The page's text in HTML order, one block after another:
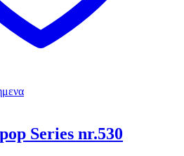
Series nr.530